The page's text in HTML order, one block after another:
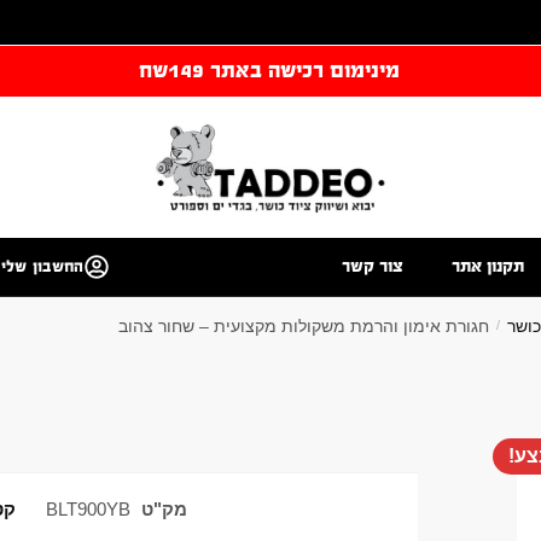
מינימום רכישה באתר 149שח
תקנון אתר צור קשר החשבון שלי
/ חגורת אימון והרמת משקולות מקצועית – שחור צהוב
מק"ט BLT900YB